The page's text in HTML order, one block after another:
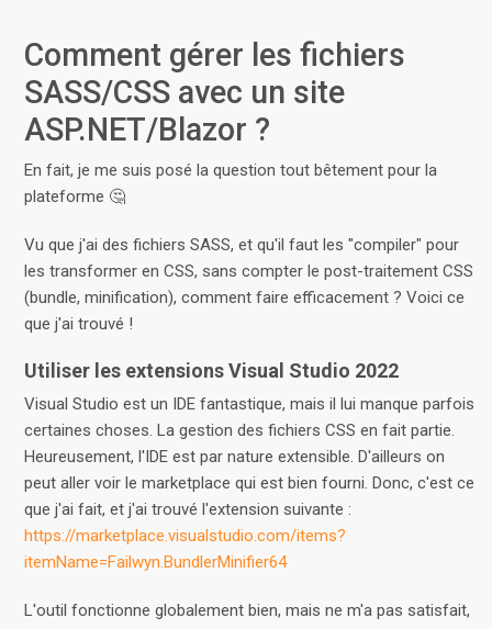
Comment gérer les fichiers
SASS/CSS avec un site
ASP.NET/Blazor ?
En fait, je me suis posé la question tout bêtement pour la
plateforme 🤔
Vu que j'ai des fichiers SASS, et qu'il faut les "compiler" pour
les transformer en CSS, sans compter le post-traitement CSS
(bundle, minification), comment faire efficacement ? Voici ce
que j'ai trouvé !
Utiliser les extensions Visual Studio 2022
Visual Studio est un IDE fantastique, mais il lui manque parfois
certaines choses. La gestion des fichiers CSS en fait partie.
Heureusement, l'IDE est par nature extensible. D'ailleurs on
peut aller voir le marketplace qui est bien fourni. Donc, c'est ce
que j'ai fait, et j'ai trouvé l'extension suivante :
https://marketplace.visualstudio.com/items?
itemName=Failwyn.BundlerMinifier64
L'outil fonctionne globalement bien, mais ne m'a pas satisfait,